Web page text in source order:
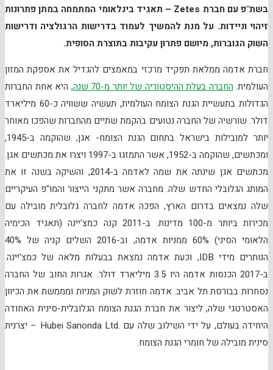
בשת"פ עם חברת
Zetes – תאגיד בינלאומי המתמחה במתן פתרונות
זיהוי וניידות. על מנת להמשיך לעמוד בדרישות הרגולציה ודרישות
השוק הגוברות, מיושם פתרון עקיבות בתוצרת הסופית.
חברת אדמה ממלאת תפקיד מרכזי במאמצים להגדיל את אספקת המזון
העולמית. החברה בעלת ההיסטוריה של יותר מ-70 שנה
, היא אחת החברות
הגדולות בתעשיית הגנת הצומח העולמית, תעשיה ששוויה כ-60 מיליארד
דולר. שורשיה של החברה נטועים בהקמת שתיים מהחברות שהפכו מאוחר
יותר למובילות בישראל בתחום הגנת הצומח- אגן, שהוקמה ב-1945,
ומכתשים, שהוקמה ב-1952, אשר התמזגו ב-1997 ויצרו את מכתשים אגן.
מכתשים אגן שינתה את שמה לאדמה ב-2014, והשיקה בשנה זו את
המותג הגלובלי החדש שלה. מחברה אשר מתקני הייצור והמו"פ העיקריים
שלה נמצאים בדרום הארץ, הפכה אדמה לחברה גלובלית מובילה עם
מכירות ביותר מ-100 מדינות. ב-2011 קנה כמצ'יינה (תאגיד הכימיה
הלאומי הסיני) 60% ממניות אדמה, וב-2016 השלים קניה של 40%
הנותרים מידי IDB, וכעת אדמה נמצאת בבעלות מלאה של כמצ'יינה.
ב-2017 הכנסות אדמה היו 3.5 מיליארד דולר. אגרות החוב של החברה
נסחרות בבורסת תל אביב.אדמה חוזרת לשוק המניות ומממשת את הכיוון
האסטרטגי שלה, ליצור את חברת הגנת הצומח הגלובלית-סינית האחודה
היחידה בעולם, על ידי השילוב שלה עם Hubei Sanonda Ltd. – יצרנית
סינית מובילה של חומרי הגנת הצומח.